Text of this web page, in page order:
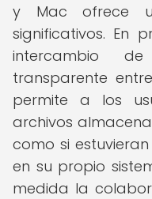
y Mac ofrece
significativos. En
intercambio
transparente
permite a los
archivos
como si
en su propio
medida la